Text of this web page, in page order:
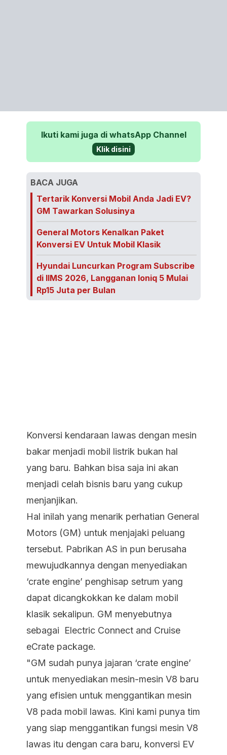
Ikuti kami juga di whatsApp Channel
Klik disini
BACA JUGA
Tertarik Konversi Mobil Anda Jadi EV?
GM Tawarkan Solusinya
General Motors Kenalkan Paket
Konversi EV Untuk Mobil Klasik
Hyundai Luncurkan Program Subscribe
di IIMS 2026, Langganan Ioniq 5 Mulai
Rp15 Juta per Bulan
Konversi kendaraan lawas dengan mesin
bakar menjadi mobil listrik bukan hal
yang baru. Bahkan bisa saja ini akan
menjadi celah bisnis baru yang cukup
menjanjikan.
Hal inilah yang menarik perhatian General
Motors (GM) untuk menjajaki peluang
tersebut. Pabrikan AS in pun berusaha
mewujudkannya dengan menyediakan
‘crate engine’ penghisap setrum yang
dapat dicangkokkan ke dalam mobil
klasik sekalipun. GM menyebutnya
sebagai Electric Connect and Cruise
eCrate package.
"GM sudah punya jajaran ‘crate engine’
untuk menyediakan mesin-mesin V8 baru
yang efisien untuk menggantikan mesin
V8 pada mobil lawas. Kini kami punya tim
yang siap menggantikan fungsi mesin V8
lawas itu dengan cara baru, konversi EV